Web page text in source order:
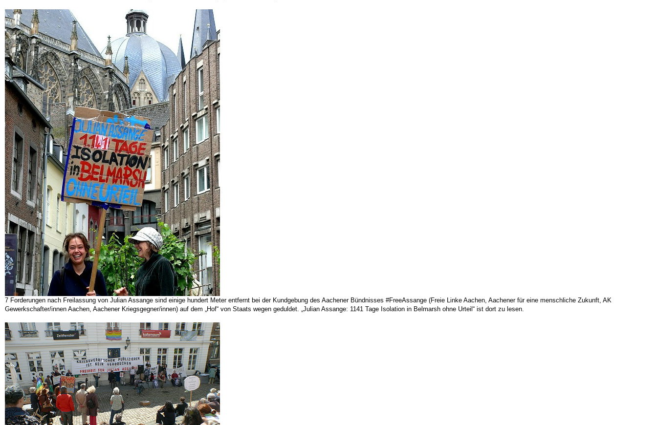
7 Forderungen nach Freilassung von Julian Assange sind einige hundert Meter entfernt bei der Kundgebung des Aachener Bündnisses #FreeAssange (Freie Linke Aachen, Aachener für eine menschliche Zukunft, AK
Gewerkschafter/innen Aachen, Aachener Kriegsgegner/innen) auf dem „Hof“ von Staats wegen geduldet. „Julian Assange: 1141 Tage Isolation in Belmarsh ohne Urteil“ ist dort zu lesen.